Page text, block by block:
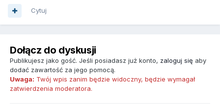
Cytuj
Dołącz do dyskusji
Publikujesz jako gość. Jeśli posiadasz już konto, zaloguj się aby
dodać zawartość za jego pomocą.
Uwaga: Twój wpis zanim będzie widoczny, będzie wymagał
zatwierdzenia moderatora.